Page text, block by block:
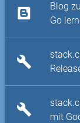
Blog
Go
build
build
mit